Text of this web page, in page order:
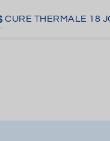
CURE THERMALE 18